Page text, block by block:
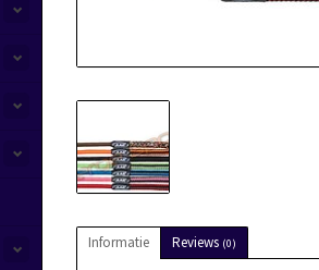
Informatie Reviews (0)